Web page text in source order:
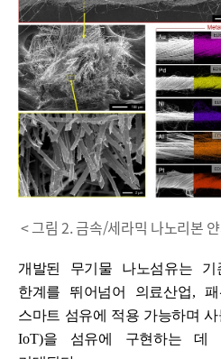
< 그림 2. 금속/세라믹 나노리본
개발된 무기물 나노섬유는
한계를 뛰어넘어 의료산업,
스마트 섬유에 적용 가능하며
IoT)을 섬유에 구현하는 데